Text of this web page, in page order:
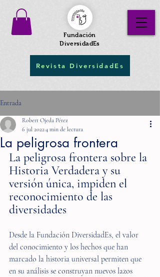
Fundación
DiversidadEs
Revista DiversidadEs
Entrada
La peligrosa frontera
Robert Ojeda Pérez
6 jul 2022 4 min de lectura
La peligrosa frontera sobre la
Historia Verdadera y su
versión única, impiden el
reconocimiento de las
diversidades
Desde la Fundación DiversidadEs, el valor
del conocimiento y los hechos que han
marcado la historia universal permiten que
en su análisis se construyan nuevos lazos